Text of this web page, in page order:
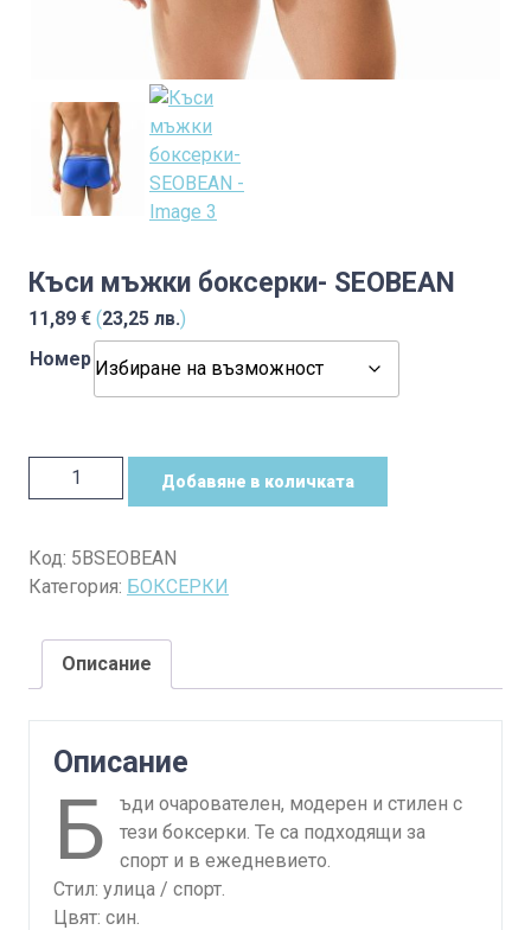
Къси мъжки боксерки- SEOBEAN
11,89 € (23,25 лв.)
Номер
количество
за
мъжки
боксерки-
Добавяне в количката
Код: 5BSEOBEAN
Категория: БОКСЕРКИ
Описание
Описание
Б
ъди очарователен, модерен и стилен с
тези боксерки. Те са подходящи за
спорт и в ежедневието.
Стил: улица / спорт.
Цвят: син.